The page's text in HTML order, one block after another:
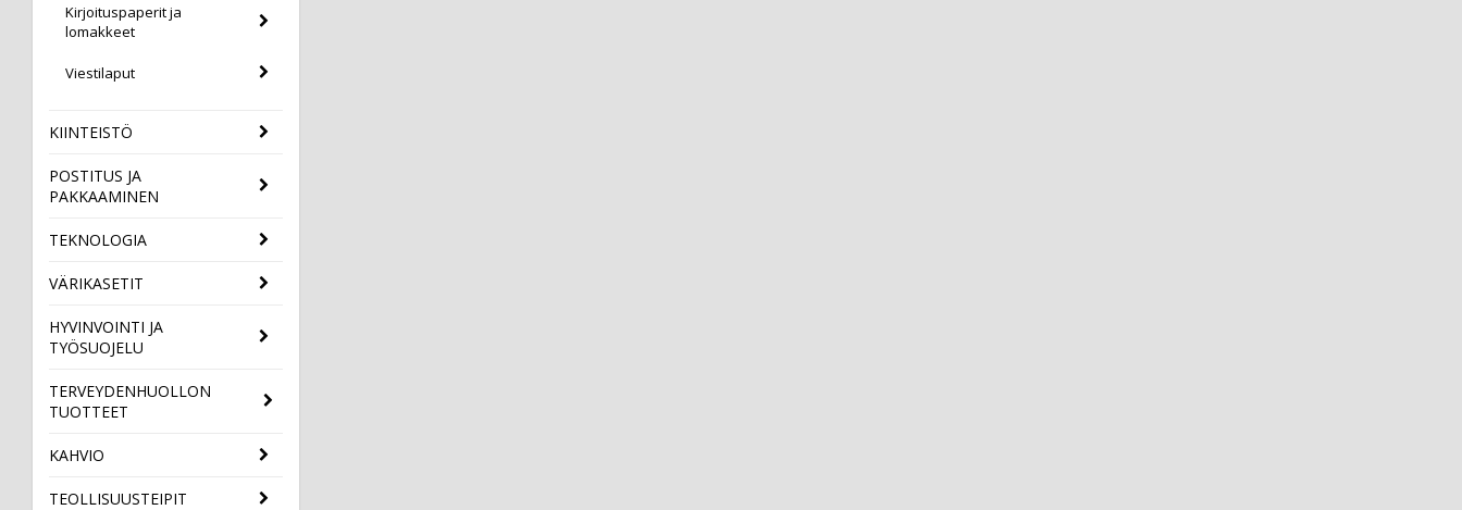
Kirjoituspaperit ja
lomakkeet
Viestilaput
KIINTEISTÖ
POSTITUS JA
PAKKAAMINEN
TEKNOLOGIA
VÄRIKASETIT
HYVINVOINTI JA
TYÖSUOJELU
TERVEYDENHUOLLON
TUOTTEET
KAHVIO
TEOLLISUUSTEIPIT